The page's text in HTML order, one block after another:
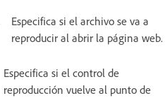
Especifica si el archivo se va a
reproducir al abrir la página web.
Especifica si el control de
reproducción vuelve al punto de